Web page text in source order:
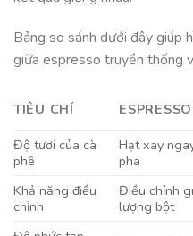
Bảng so sánh dưới đây giúp
giữa espresso truyền thống
TIÊU CHÍ
Độ tươi của cà
phê
Hạt xay
pha
Khả năng điều
chỉnh
Điều chỉnh
lượng bột